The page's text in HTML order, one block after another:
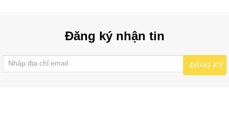
Đăng ký nhận tin
ĐĂNG KÝ